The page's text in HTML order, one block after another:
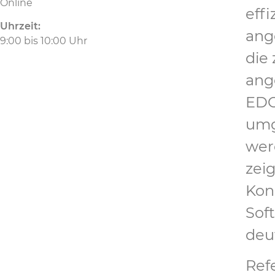
Online
Uhrzeit:
9:00 bis 10:00 Uhr
die